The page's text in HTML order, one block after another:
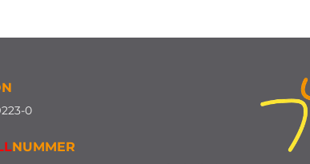
0
NUMMER